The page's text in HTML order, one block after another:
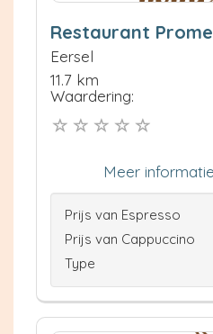
Restaurant
Eersel
11.7 km
Waardering:
Meer informatie
Prijs van Espresso
Prijs van Cappuccino
Type